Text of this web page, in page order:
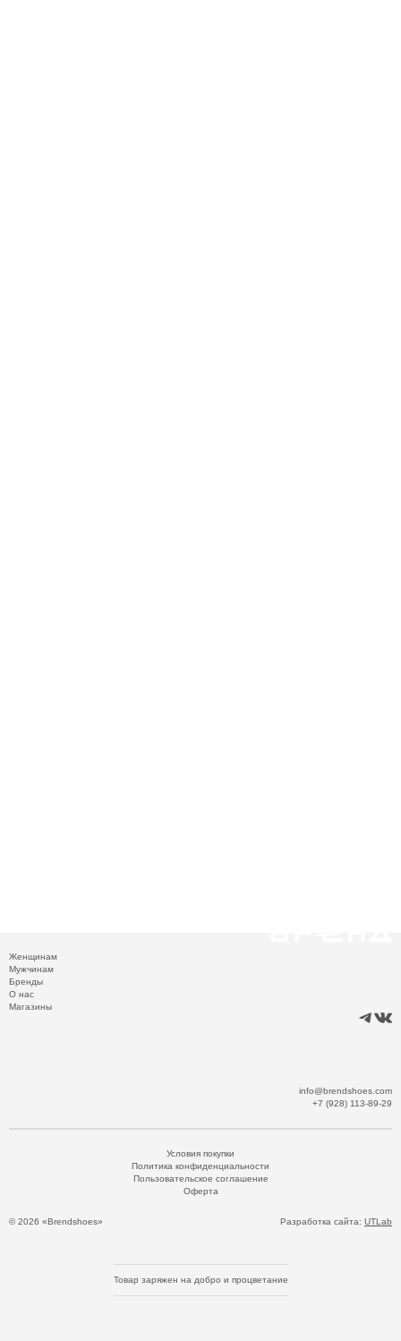
Женщинам
Мужчинам
Бренды
О нас
Магазины
info@brendshoes.com
+7 (928) 113-89-29
© 2026 «Brendshoes»
Условия покупки
Политика конфиденциальности
Пользовательское соглашение
Оферта
Разработка сайта: UTLab
Товар заряжен на добро и процветание